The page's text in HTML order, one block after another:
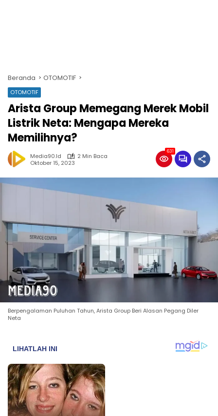
Beranda OTOMOTIF
OTOMOTIF
Arista Group Memegang Merek Mobil
Listrik Neta: Mengapa Mereka
Memilihnya?
Media90.id
2 Min Baca
Oktober 15, 2023
631
Berpengalaman Puluhan Tahun, Arista Group Beri Alasan Pegang Diler
Neta